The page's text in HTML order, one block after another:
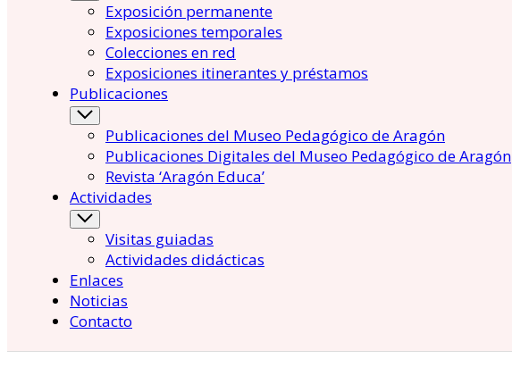
Exposición permanente
Exposiciones temporales
Colecciones en red
Exposiciones itinerantes y préstamos
Publicaciones
Publicaciones del Museo Pedagógico de Aragón
Publicaciones Digitales del Museo Pedagógico de Aragón
Revista ‘Aragón Educa’
Actividades
Visitas guiadas
Actividades didácticas
Enlaces
Noticias
Contacto